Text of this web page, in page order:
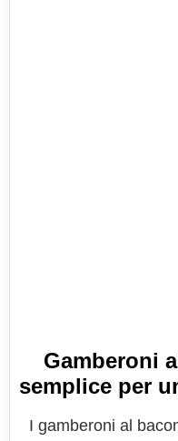
Gamberoni
semplice per
I gamberoni al